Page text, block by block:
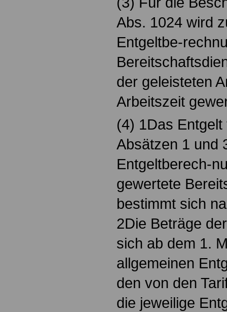
Abs. 1024 wird
Entgeltbe-
der geleisteten
Arbeitszeit
(4) 1Das
Absätzen 1 und
Entgeltberech-
gewertete
bestimmt sich
2Die Beträge
sich ab dem 1.
allgemeinen
den von den
die jeweilige